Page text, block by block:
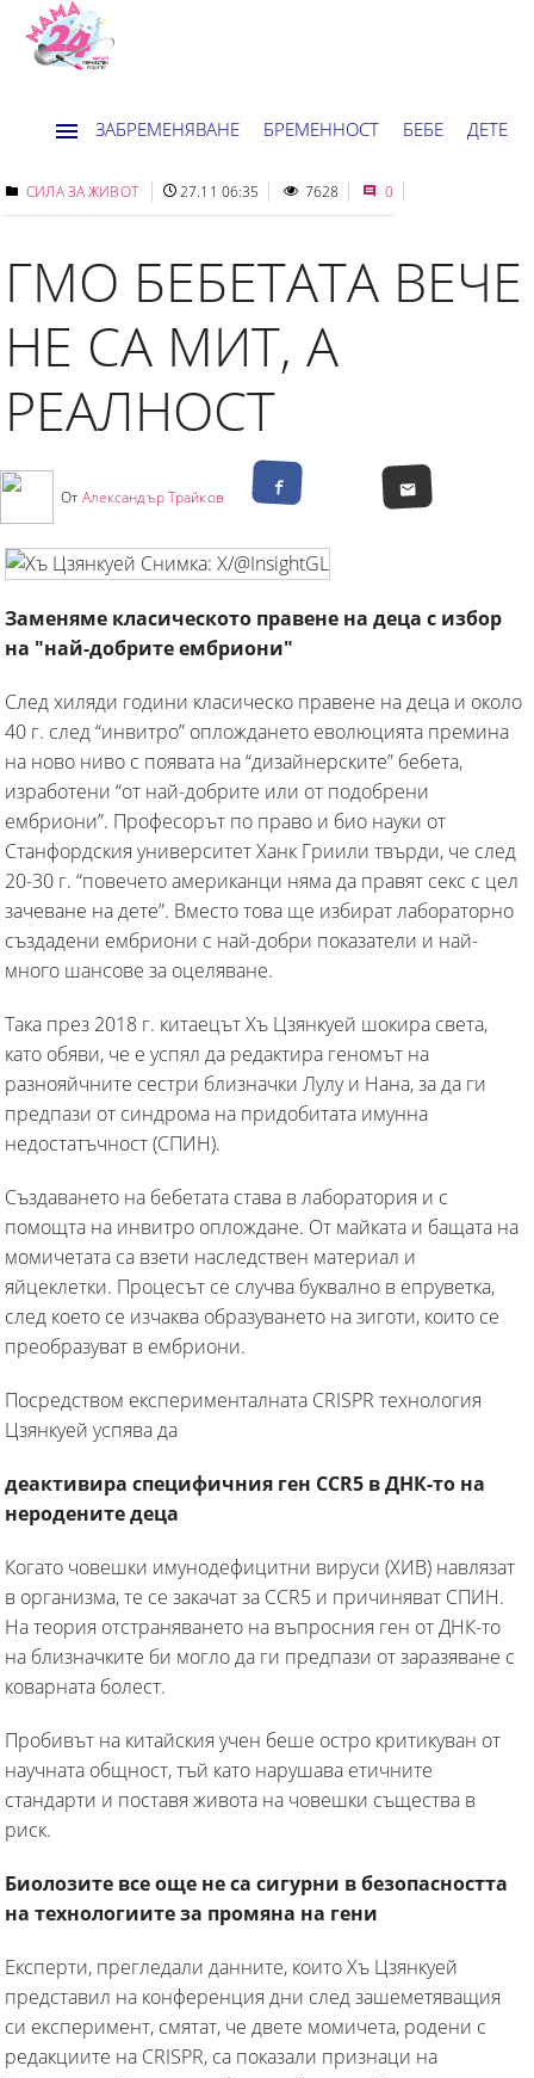
ЗАБРЕМЕНЯВАНЕ БРЕМЕННОСТ БЕБЕ ДЕТЕ
ДОМ НОВИНИ ХОРОСКОП
СИЛА ЗА ЖИВОТ 27.11 06:35 7628 0
ГМО БЕБЕТАТА ВЕЧЕ
НЕ СА МИТ, А
РЕАЛНОСТ
От Александър Трайков
Заменяме класическото правене на деца с избор
на "най-добрите ембриони"
След хиляди години класическо правене на деца и около
40 г. след “инвитро” оплождането еволюцията премина
на ново ниво с появата на “дизайнерските” бебета,
изработени “от най-добрите или от подобрени
ембриони”. Професорът по право и био науки от
Станфордския университет Ханк Гриили твърди, че след
20-30 г. “повечето американци няма да правят секс с цел
зачеване на дете”. Вместо това ще избират лабораторно
създадени ембриони с най-добри показатели и най-
много шансове за оцеляване.
Така през 2018 г. китаецът Хъ Цзянкуей шокира света,
като обяви, че е успял да редактира геномът на
разнояйчните сестри близначки Лулу и Нана, за да ги
предпази от синдрома на придобитата имунна
недостатъчност (СПИН).
Създаването на бебетата става в лаборатория и с
помощта на инвитро оплождане. От майката и бащата на
момичетата са взети наследствен материал и
яйцеклетки. Процесът се случва буквално в епруветка,
след което се изчаква образуването на зиготи, които се
преобразуват в ембриони.
Посредством експерименталната CRISPR технология
Цзянкуей успява да
деактивира специфичния ген CCR5 в ДНК-то на
неродените деца
Когато човешки имунодефицитни вируси (ХИВ) навлязат
в организма, те се закачат за CCR5 и причиняват СПИН.
На теория отстраняването на въпросния ген от ДНК-то
на близначките би могло да ги предпази от заразяване с
коварната болест.
Пробивът на китайския учен беше остро критикуван от
научната общност, тъй като нарушава етичните
стандарти и поставя живота на човешки същества в
риск.
Биолозите все още не са сигурни в безопасността
на технологиите за промяна на гени
Експерти, прегледали данните, които Хъ Цзянкуей
представил на конференция дни след зашеметяващия
си експеримент, смятат, че двете момичета, родени с
редакциите на CRISPR, са показали признаци на